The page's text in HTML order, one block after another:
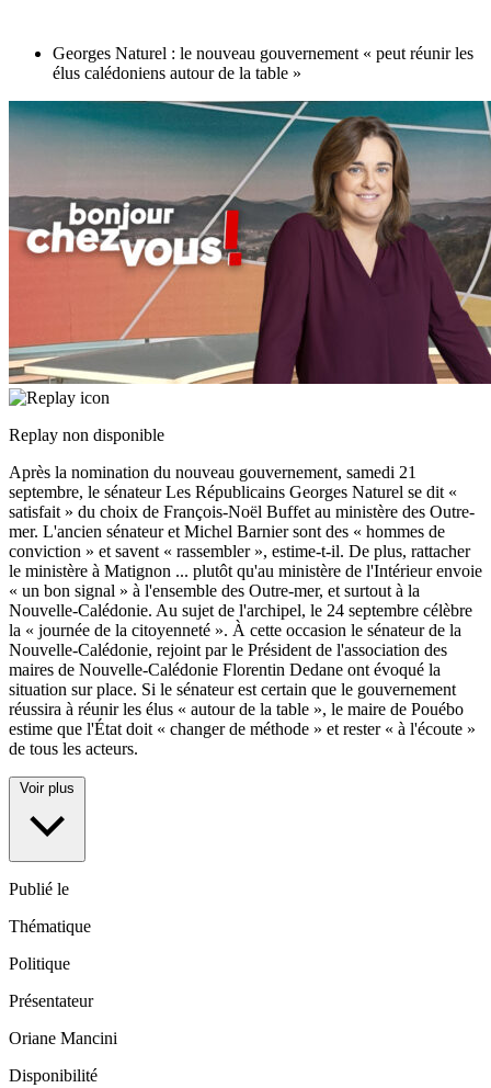
Georges Naturel : le nouveau gouvernement « peut réunir les
élus calédoniens autour de la table »
Replay non disponible
Après la nomination du nouveau gouvernement, samedi 21
septembre, le sénateur Les Républicains Georges Naturel se dit «
satisfait » du choix de François-Noël Buffet au ministère des Outre-
mer. L'ancien sénateur et Michel Barnier sont des « hommes de
conviction » et savent « rassembler », estime-t-il. De plus, rattacher
le ministère à Matignon ... plutôt qu'au ministère de l'Intérieur envoie
« un bon signal » à l'ensemble des Outre-mer, et surtout à la
Nouvelle-Calédonie. Au sujet de l'archipel, le 24 septembre célèbre
la « journée de la citoyenneté ». À cette occasion le sénateur de la
Nouvelle-Calédonie, rejoint par le Président de l'association des
maires de Nouvelle-Calédonie Florentin Dedane ont évoqué la
situation sur place. Si le sénateur est certain que le gouvernement
réussira à réunir les élus « autour de la table », le maire de Pouébo
estime que l'État doit « changer de méthode » et rester « à l'écoute »
de tous les acteurs.
Voir plus
Publié le
Thématique
Politique
Présentateur
Oriane Mancini
Disponibilité